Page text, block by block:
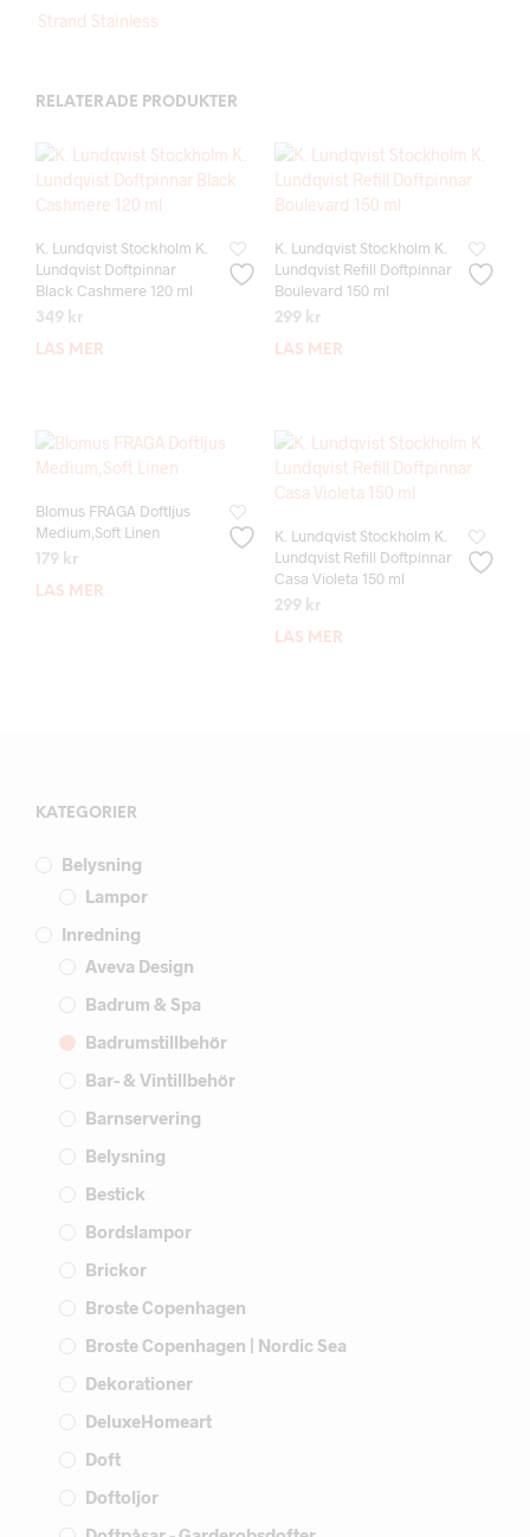
Strand Stainless
RELATERADE PRODUKTER
K. Lundqvist Stockholm K.
Lundqvist Doftpinnar
Black Cashmere 120 ml
349 kr
LÄS MER
K. Lundqvist Stockholm K.
Lundqvist Refill Doftpinnar
Boulevard 150 ml
299 kr
LÄS MER
Blomus FRAGA Doftljus
Medium,Soft Linen
179 kr
LÄS MER
K. Lundqvist Stockholm K.
Lundqvist Refill Doftpinnar
Casa Violeta 150 ml
299 kr
LÄS MER
KATEGORIER
Belysning
Lampor
Inredning
Aveva Design
Badrum & Spa
Badrumstillbehör
Bar- & Vintillbehör
Barnservering
Belysning
Bestick
Bordslampor
Brickor
Broste Copenhagen
Broste Copenhagen | Nordic Sea
Dekorationer
DeluxeHomeart
Doft
Doftoljor